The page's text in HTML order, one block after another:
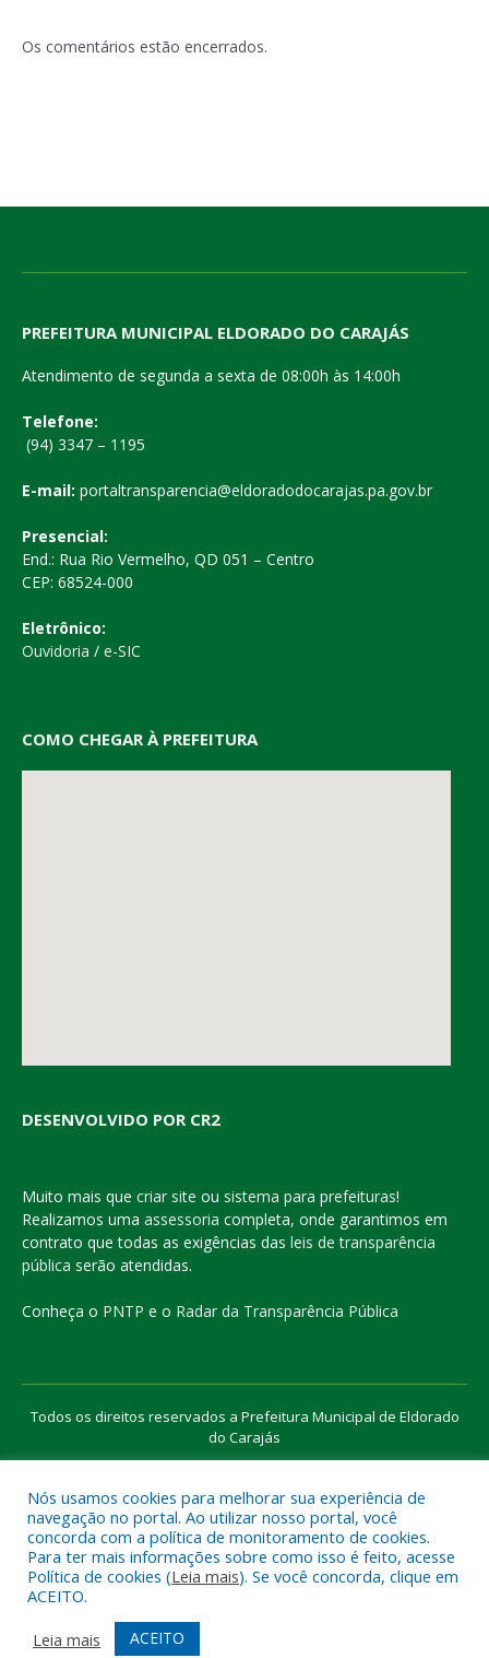
Os comentários estão encerrados.
PREFEITURA MUNICIPAL ELDORADO DO CARAJÁS
Atendimento de segunda a sexta de 08:00h às 14:00h
Telefone:
(94) 3347 – 1195
E-mail: portaltransparencia@eldoradodocarajas.pa.gov.br
Presencial:
End.: Rua Rio Vermelho, QD 051 – Centro
CEP: 68524-000
Eletrônico:
Ouvidoria / e-SIC
COMO CHEGAR À PREFEITURA
DESENVOLVIDO POR CR2
Muito mais que criar site ou sistema para prefeituras!
Realizamos uma assessoria completa, onde garantimos em
contrato que todas as exigências das leis de transparência
pública serão atendidas.
Conheça o PNTP e o Radar da Transparência Pública
Todos os direitos reservados a Prefeitura Municipal de Eldorado
do Carajás
Mapa do Site
Acessar Área Administrativa
Acessar o Webmail
Nós usamos cookies para melhorar sua experiência de
navegação no portal. Ao utilizar nosso portal, você
concorda com a política de monitoramento de cookies.
Para ter mais informações sobre como isso é feito, acesse
Política de cookies (Leia mais). Se você concorda, clique em
ACEITO.
Leia mais
ACEITO